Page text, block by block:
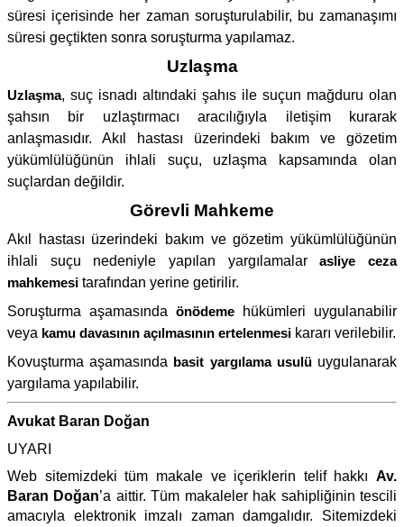
süresi içerisinde her zaman soruşturulabilir, bu zamanaşımı
süresi geçtikten sonra soruşturma yapılamaz.
Uzlaşma
Uzlaşma, suç isnadı altındaki şahıs ile suçun mağduru olan
şahsın bir uzlaştırmacı aracılığıyla iletişim kurarak
anlaşmasıdır. Akıl hastası üzerindeki bakım ve gözetim
yükümlülüğünün ihlali suçu, uzlaşma kapsamında olan
suçlardan değildir.
Görevli Mahkeme
Akıl hastası üzerindeki bakım ve gözetim yükümlülüğünün
ihlali suçu nedeniyle yapılan yargılamalarasliye ceza
mahkemesi tarafından yerine getirilir.
Soruşturma aşamasında önödeme hükümleri uygulanabilir
veya kamu davasının açılmasının ertelenmesi kararı verilebilir.
Kovuşturma aşamasında basit yargılama usulüuygulanarak
yargılama yapılabilir.
Avukat Baran Doğan
UYARI
Web sitemizdeki tüm makale ve içeriklerin telif hakkı Av.
Baran Doğan’a aittir. Tüm makaleler hak sahipliğinin tescili
amacıyla elektronik imzalı zaman damgalıdır. Sitemizdeki